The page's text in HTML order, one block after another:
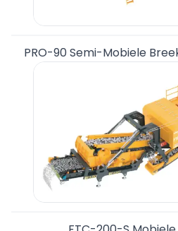
PRO-90 Semi-Mobiele